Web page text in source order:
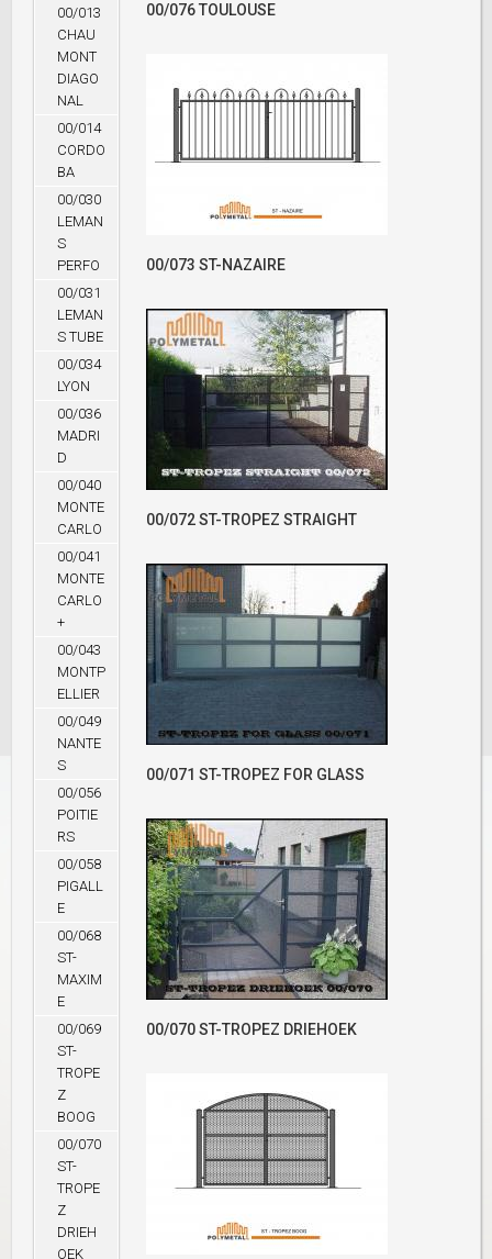
00/076 TOULOUSE
00/073 ST-NAZAIRE
00/072 ST-TROPEZ STRAIGHT
00/071 ST-TROPEZ FOR GLASS
00/070 ST-TROPEZ DRIEHOEK
00/013
CHAU
MONT
DIAGO
NAL
00/014
CORDO
BA
00/030
LEMAN
S
PERFO
00/031
LEMAN
S TUBE
00/034
LYON
00/036
MADRI
D
00/040
MONTE
CARLO
00/041
MONTE
CARLO
+
00/043
MONTP
ELLIER
00/049
NANTE
S
00/056
POITIE
RS
00/058
PIGALL
E
00/068
ST-
MAXIM
E
00/069
ST-
TROPE
Z
BOOG
00/070
ST-
TROPE
Z
DRIEH
OEK